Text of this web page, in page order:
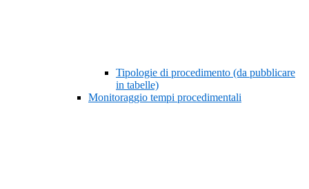
Tipologie di procedimento (da pubblicare
in tabelle)
Monitoraggio tempi procedimentali